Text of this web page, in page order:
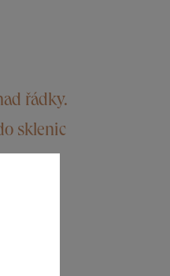
řádky.
sklenic